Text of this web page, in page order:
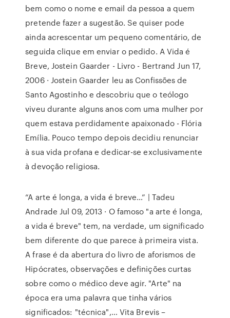
bem como o nome e email da pessoa a quem
pretende fazer a sugestão. Se quiser pode
ainda acrescentar um pequeno comentário, de
seguida clique em enviar o pedido. A Vida é
Breve, Jostein Gaarder - Livro - Bertrand Jun 17,
2006 · Jostein Gaarder leu as Confissões de
Santo Agostinho e descobriu que o teólogo
viveu durante alguns anos com uma mulher por
quem estava perdidamente apaixonado - Flória
Emília. Pouco tempo depois decidiu renunciar
à sua vida profana e dedicar-se exclusivamente
à devoção religiosa.
“A arte é longa, a vida é breve…” | Tadeu
Andrade Jul 09, 2013 · O famoso "a arte é longa,
a vida é breve" tem, na verdade, um significado
bem diferente do que parece à primeira vista.
A frase é da abertura do livro de aforismos de
Hipócrates, observações e definições curtas
sobre como o médico deve agir. "Arte" na
época era uma palavra que tinha vários
significados: "técnica",… Vita Brevis –